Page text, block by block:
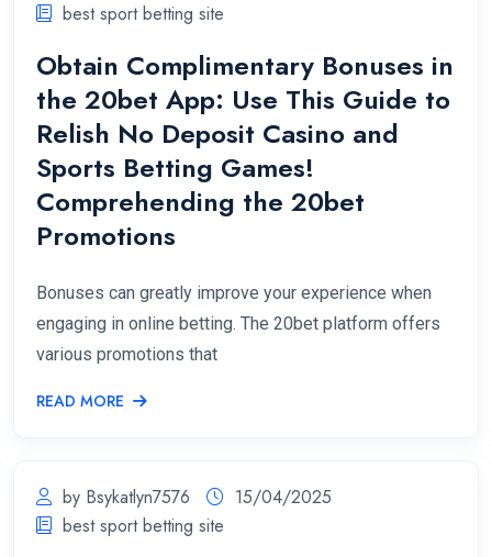
best sport betting site
Obtain Complimentary Bonuses in
the 20bet App: Use This Guide to
Relish No Deposit Casino and
Sports Betting Games!
Comprehending the 20bet
Promotions
Bonuses can greatly improve your experience when
engaging in online betting. The 20bet platform offers
various promotions that
READ MORE
by Bsykatlyn7576
15/04/2025
best sport betting site